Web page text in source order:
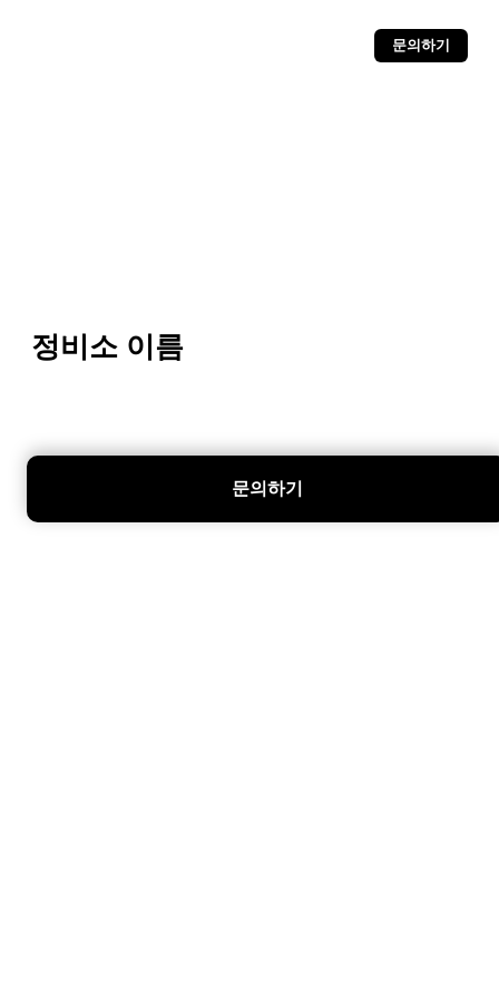
문의하기
정비소 이름
문의하기